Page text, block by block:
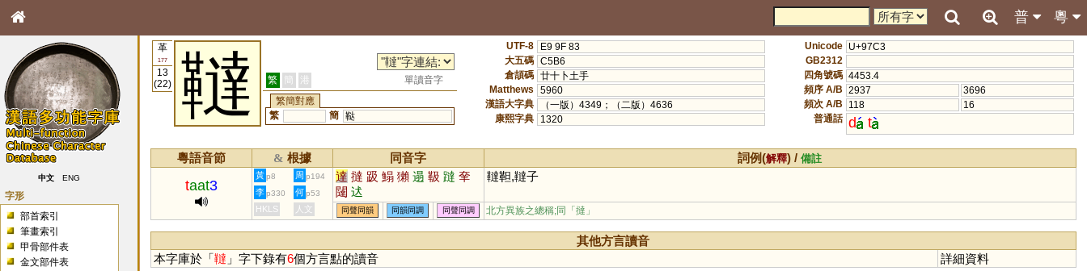
粵
普
中文 ENG
字形
部首索引
筆畫索引
甲骨部件表
金文部件表
革
177
13
(22)
韃 繁 簡 港
單讀音字
繁簡對應
繁
簡 鞑
UTF-8
E9 9F 83
大五碼 C5B6
倉頡碼 廿十卜土手
Matthews
5960
漢語大字典
（一版）4349；（二版）4636
康熙字典
1320
Unicode U+97C3
GB2312
四角號碼 4453.4
頻序 A/B 2937
3696
頻次 A/B
118
16
普通話 d t
粵語音節 & 根據 同音字 詞例(解釋) /備註
taat3
黃 p8 周 p194 達 撻 趿 鰨 獺 遢 靸 躂 羍
闥 迖
韃靼,韃子
李 p330 何 p53
HKLS 人文 同聲同韻 同韻同調 同聲同調 北方異族之總稱;同「撻 」
其他方言讀音
本字庫於「 韃 」字下錄有6個方言點的讀音 詳細資料